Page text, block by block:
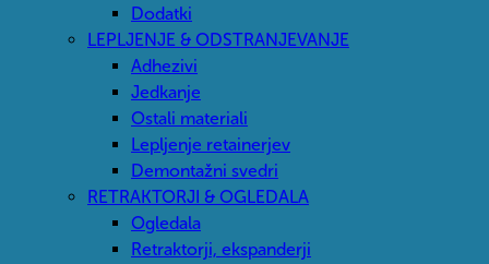
Dodatki
LEPLJENJE & ODSTRANJEVANJE
Adhezivi
Jedkanje
Ostali materiali
Lepljenje retainerjev
Demontažni svedri
RETRAKTORJI & OGLEDALA
Ogledala
Retraktorji, ekspanderji